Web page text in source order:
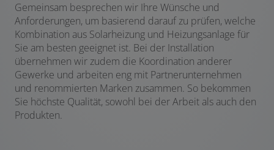
Gemeinsam besprechen wir Ihre Wünsche und
Anforderungen, um basierend darauf zu prüfen, welche
Kombination aus Solarheizung und Heizungsanlage für
Sie am besten geeignet ist. Bei der Installation
übernehmen wir zudem die Koordination anderer
Gewerke und arbeiten eng mit Partnerunternehmen
und renommierten Marken zusammen. So bekommen
Sie höchste Qualität, sowohl bei der Arbeit als auch den
Produkten.